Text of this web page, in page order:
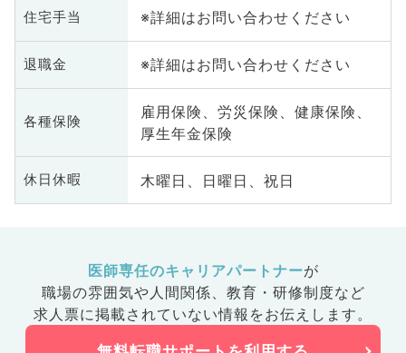
住宅手当 ※詳細はお問い合わせください
退職金 ※詳細はお問い合わせください
各種保険
雇用保険、労災保険、健康保険、
厚生年金保険
休日休暇 木曜日、日曜日、祝日
医師専任のキャリアパートナーが
職場の雰囲気や人間関係、 教育・研修制度など
求人票に掲載されていない情報をお伝えします。